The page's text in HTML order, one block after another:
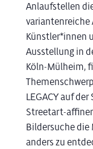
Anlaufstellen
Künstler*innen
Ausstellung in
Köln-Mülheim,
LEGACY auf
Streetart-
Bildersuche
anders zu